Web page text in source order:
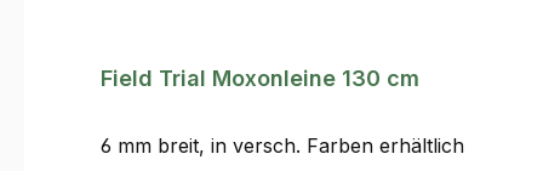
Field Trial Moxonleine 130 cm
6 mm breit, in versch. Farben erhältlich